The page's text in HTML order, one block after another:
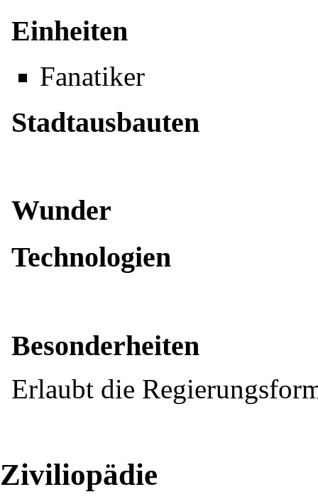
Einheiten
Fanatiker
Stadtausbauten
Wunder
Technologien
Besonderheiten
Erlaubt die
Ziviliopädie